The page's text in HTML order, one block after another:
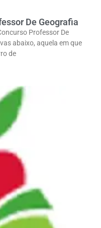
De Geografia
Professor De
abaixo, aquela em que
de